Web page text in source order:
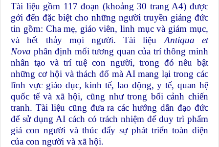
Tài liệu gồm 117 đoạn (khoảng 30 trang A4) được
gởi đến đặc biệt cho những người truyền giảng đức
tin gồm: Cha mẹ, giáo viên, linh mục và giám mục,
và hết thảy mọi người. Tài liệu Antiqua et
Nova phân định mối tương quan của trí thông minh
nhân tạo và trí tuệ con người, trong đó nêu bật
những cơ hội và thách đố mà AI mang lại trong các
lĩnh vực giáo dục, kinh tế, lao động, y tế, quan hệ
quốc tế và xã hội, cũng như trong bối cảnh chiến
tranh. Tài liệu cũng đưa ra các hướng dẫn đạo đức
để sử dụng AI cách có trách nhiệm để duy trì phẩm
giá con người và thúc đẩy sự phát triển toàn diện
của con người và xã hội.